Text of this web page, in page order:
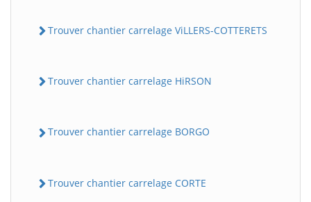
Trouver chantier carrelage ViLLERS-COTTERETS
Trouver chantier carrelage HiRSON
Trouver chantier carrelage BORGO
Trouver chantier carrelage CORTE